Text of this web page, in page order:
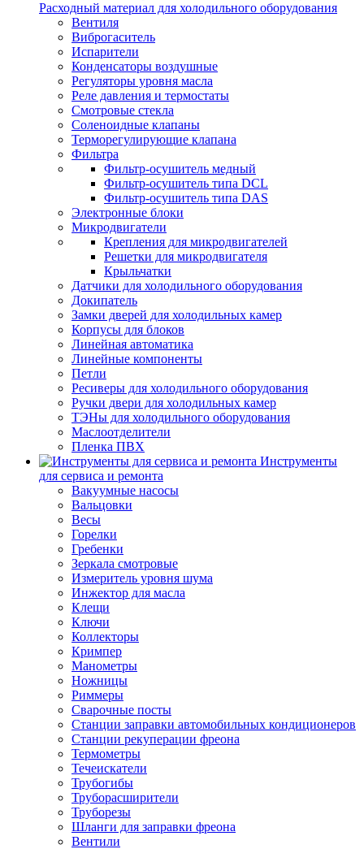
Расходный материал для холодильного оборудования
Вентиля
Виброгаситель
Испарители
Конденсаторы воздушные
Регуляторы уровня масла
Реле давления и термостаты
Смотровые стекла
Соленоидные клапаны
Терморегулирующие клапана
Фильтра
Фильтр-осушитель медный
Фильтр-осушитель типа DCL
Фильтр-осушитель типа DAS
Электронные блоки
Микродвигатели
Крепления для микродвигателей
Решетки для микродвигателя
Крыльчатки
Датчики для холодильного оборудования
Докипатель
Замки дверей для холодильных камер
Корпусы для блоков
Линейная автоматика
Линейные компоненты
Петли
Ресиверы для холодильного оборудования
Ручки двери для холодильных камер
ТЭНы для холодильного оборудования
Маслоотделители
Пленка ПВХ
Инструменты
для сервиса и ремонта
Вакуумные насосы
Вальцовки
Весы
Горелки
Гребенки
Зеркала смотровые
Измеритель уровня шума
Инжектор для масла
Клещи
Ключи
Коллекторы
Кримпер
Манометры
Ножницы
Риммеры
Сварочные посты
Станции заправки автомобильных кондиционеров
Станции рекуперации фреона
Термометры
Течеискатели
Трубогибы
Труборасширители
Труборезы
Шланги для заправки фреона
Вентили